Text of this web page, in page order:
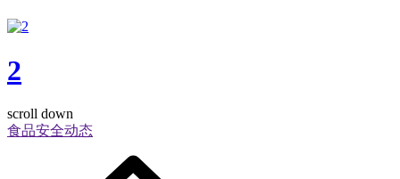
2
scroll down
食品安全动态